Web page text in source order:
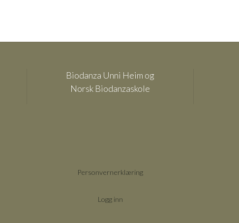
Biodanza Unni Heim og
Norsk Biodanzaskole
Personvernerklæring
Logg inn